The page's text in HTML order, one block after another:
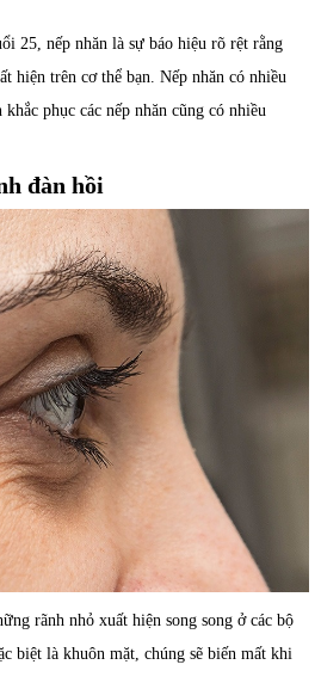
25, nếp nhăn là sự báo hiệu rõ rệt rằng
hiện trên cơ thể bạn. Nếp nhăn có nhiều
phục các nếp nhăn cũng có nhiều
đàn hồi
rãnh nhỏ xuất hiện song song ở các bộ
biệt là khuôn mặt, chúng sẽ biến mất khi